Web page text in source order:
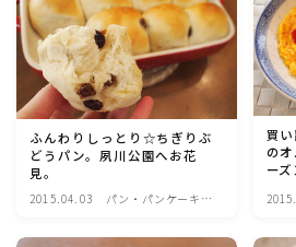
洋菓子 (焼き菓子)
洋菓子 (冷菓)
洋菓子 (その他)
和菓子
ふんわりしっとり☆ちぎりぶ
どうパン。夙川公園へお花
見。
2015.04.03
パン・パンケーキ・
イ・ケークサレ・粉
買
の
ー